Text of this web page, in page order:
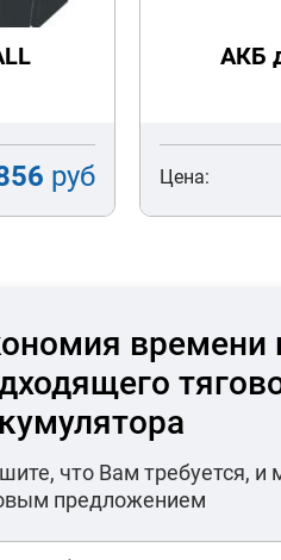
руб
АКБ
Цена:
времени
что Вам требуется,
предложением